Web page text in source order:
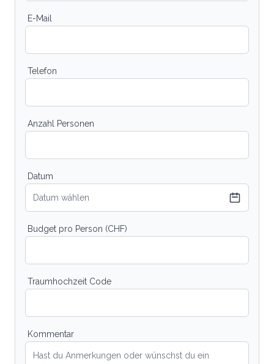
E-Mail
Telefon
Anzahl Personen
Datum
Datum wählen
Budget pro Person (CHF)
Traumhochzeit Code
Kommentar